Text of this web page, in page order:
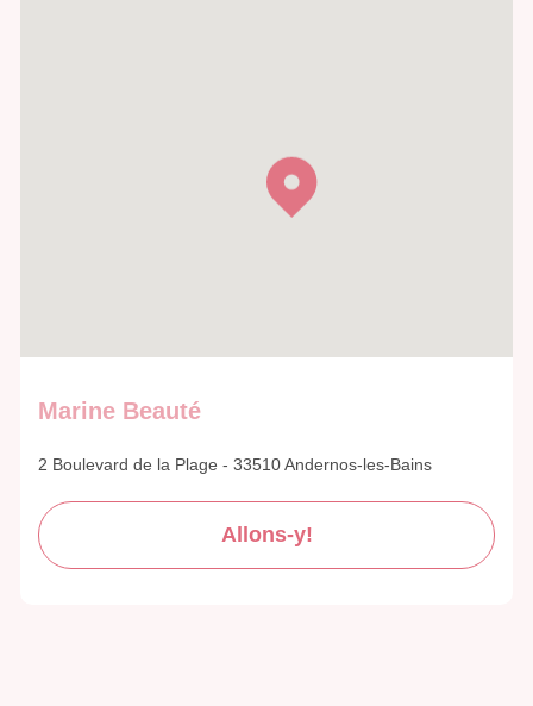
Marine Beauté
2 Boulevard de la Plage - 33510 Andernos-les-Bains
Allons-y!